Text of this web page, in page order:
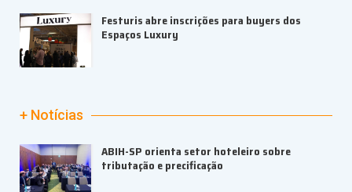
Festuris abre inscrições para buyers dos
Espaços Luxury
+ Notícias
ABIH-SP orienta setor hoteleiro sobre
tributação e precificação